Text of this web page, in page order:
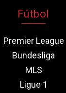
Fútbol
Premier League
Bundesliga
MLS
Ligue 1